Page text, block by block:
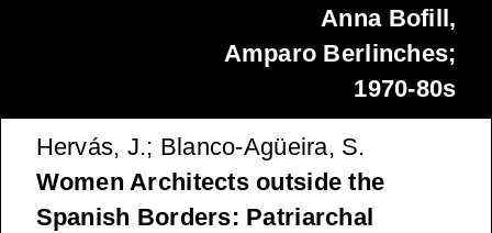
Anna Bofill,
Amparo Berlinches;
1970-80s
Hervás, J.; Blanco-Agüeira, S.
Women Architects outside the
Spanish Borders: Patriarchal